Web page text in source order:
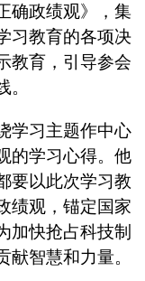
确政绩观》，集
习教育的各项决
教育，引导参会
学习主题作中心
的学习心得。他
要以此次学习教
绩观，锚定国家
加快抢占科技制
智慧和力量。